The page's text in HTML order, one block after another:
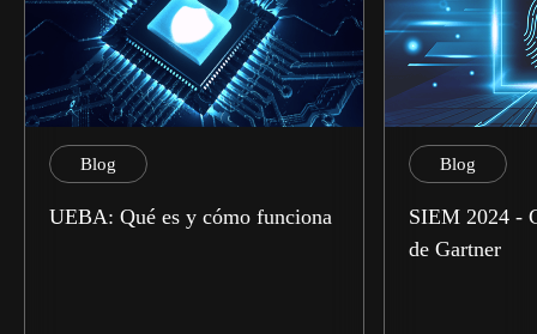
Blog
UEBA: Qué es y cómo funciona
Blog
SIEM 2024 -
de Gartner